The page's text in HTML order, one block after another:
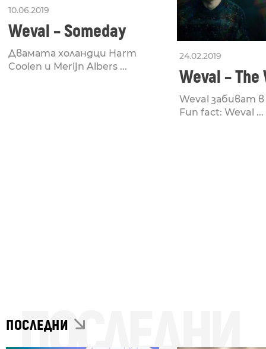
10.06.2019
Weval – Someday
Двамата холандци Harm
Coolen и Merijn Albers ...
24.02.2019
Weval –
Weval забиват
Fun fact: Weval ...
ПОСЛЕДНИ